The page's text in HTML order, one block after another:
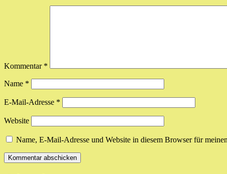
Kommentar *
Name *
E-Mail-Adresse *
Website
Name, E-Mail-Adresse und Website in diesem Browser für